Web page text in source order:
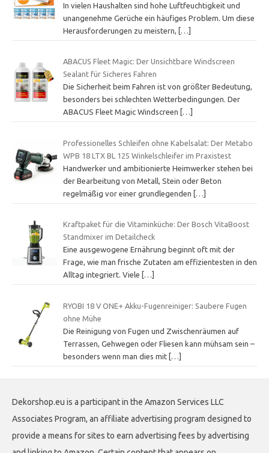
In vielen Haushalten sind hohe Luftfeuchtigkeit und
unangenehme Gerüche ein häufiges Problem. Um diese
Herausforderungen zu meistern,
[…]
ABACUS Fleet Magic: Der Unsichtbare Windscreen
Sealant für Sicheres Fahren
Die Sicherheit beim Fahren ist von größter Bedeutung,
besonders bei schlechten Wetterbedingungen. Der
ABACUS Fleet Magic Windscreen
[…]
Professionelles Schleifen ohne Kabelsalat: Der Metabo
WPB 18 LTX BL 125 Winkelschleifer im Praxistest
Handwerker und ambitionierte Heimwerker stehen bei
der Bearbeitung von Metall, Stein oder Beton
regelmäßig vor einer grundlegenden
[…]
Kraftpaket für die Vitaminküche: Der Bosch VitaBoost
Standmixer im Detailcheck
Eine ausgewogene Ernährung beginnt oft mit der
Frage, wie man frische Zutaten am effizientesten in den
Alltag integriert. Viele
[…]
RYOBI 18 V ONE+ Akku-Fugenreiniger: Saubere Fugen
ohne Mühe
Die Reinigung von Fugen und Zwischenräumen auf
Terrassen, Gehwegen oder Fliesen kann mühsam sein –
besonders wenn man dies mit […]
Dekorshop.eu is a participant in the Amazon Services LLC
Associates Program, an affiliate advertising program designed to
provide a means for sites to earn advertising fees by advertising